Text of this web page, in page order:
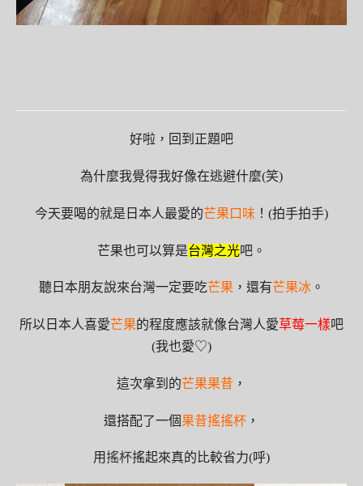
好啦，回到正題吧
為什麼我覺得我好像在逃避什麼(笑)
今天要喝的就是日本人最愛的芒果口味 ！(拍手拍手)
芒果也可以算是台灣之光吧。
聽日本朋友說來台灣一定要吃芒果 ，還有芒果冰 。
所以日本人喜愛芒果的程度應該就像台灣人愛草莓一樣吧
(我也愛♡)
這次拿到的芒果果昔 ，
還搭配了一個果昔搖搖杯 ，
用搖杯搖起來真的比較省力(呼)